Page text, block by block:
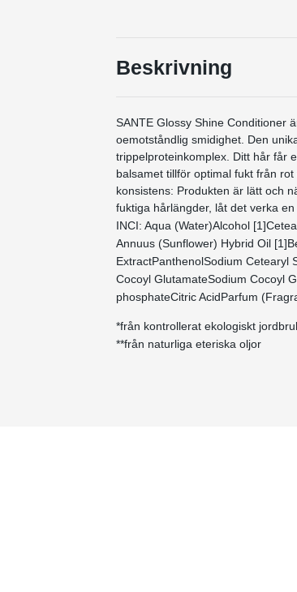
Beskrivning
SANTE Glossy Shine Conditioner
oemotståndlig smidighet. Den
trippelproteinkomplex. Ditt hår får
balsamet tillför optimal fukt från
konsistens: Produkten är lätt och
fuktiga hårlängder, låt det verka
INCI: Aqua (Water)Alcohol
Annuus (Sunflower) Hybrid Oil
ExtractPanthenolSodium Cetearyl
Cocoyl GlutamateSodium Cocoyl
phosphateCitric AcidParfum
*från kontrollerat ekologiskt
**från naturliga eteriska oljor